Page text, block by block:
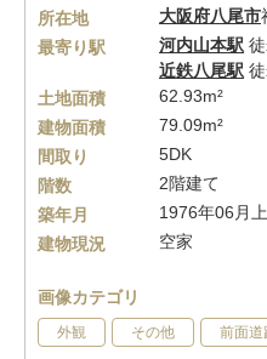
所在地 大阪府八尾市
最寄り駅
河内山本駅
近鉄八尾駅
土地面積
62.93m²
建物面積
79.09m²
間取り
5DK
階数
2階建て
築年月
1976年06月
建物現況
空家
画像カテゴリ
外観 その他 前面道